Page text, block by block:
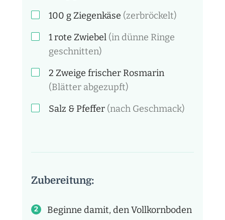
100 gZiegenkäse (zerbröckelt)
1rote Zwiebel (in dünne Ringe
geschnitten)
2 Zweige frischer Rosmarin
(Blätter abgezupft)
Salz & Pfeffer (nach Geschmack)
Zubereitung:
Beginne damit, den Vollkornboden